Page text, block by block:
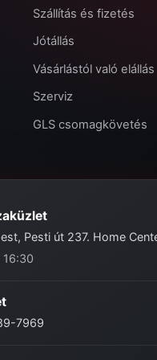
Szállítás és fizetés
Jótállás
Vásárlástól való elállás
Szerviz
GLS csomagkövetés
Pesti út 237. Home
7969